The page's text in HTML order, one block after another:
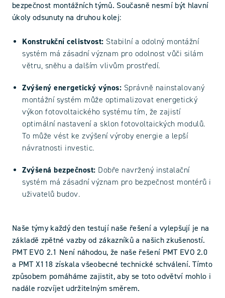
bezpečnost montážních týmů. Současně nesmí být hlavní
úkoly odsunuty na druhou kolej:
Konstrukční celistvost: Stabilní a odolný montážní
systém má zásadní význam pro odolnost vůči silám
větru, sněhu a dalším vlivům prostředí.
Zvýšený energetický výnos: Správně nainstalovaný
montážní systém může optimalizovat energetický
výkon fotovoltaického systému tím, že zajistí
optimální nastavení a sklon fotovoltaických modulů.
To může vést ke zvýšení výroby energie a lepší
návratnosti investic.
Zvýšená bezpečnost: Dobře navržený instalační
systém má zásadní význam pro bezpečnost montérů i
uživatelů budov.
Naše týmy každý den testují naše řešení a vylepšují je na
základě zpětné vazby od zákazníků a našich zkušeností.
PMT EVO 2.1 Není náhodou, že naše řešení PMT EVO 2.0
a PMT X118 získala všeobecné technické schválení. Tímto
způsobem pomáháme zajistit, aby se toto odvětví mohlo i
nadále rozvíjet udržitelným směrem.